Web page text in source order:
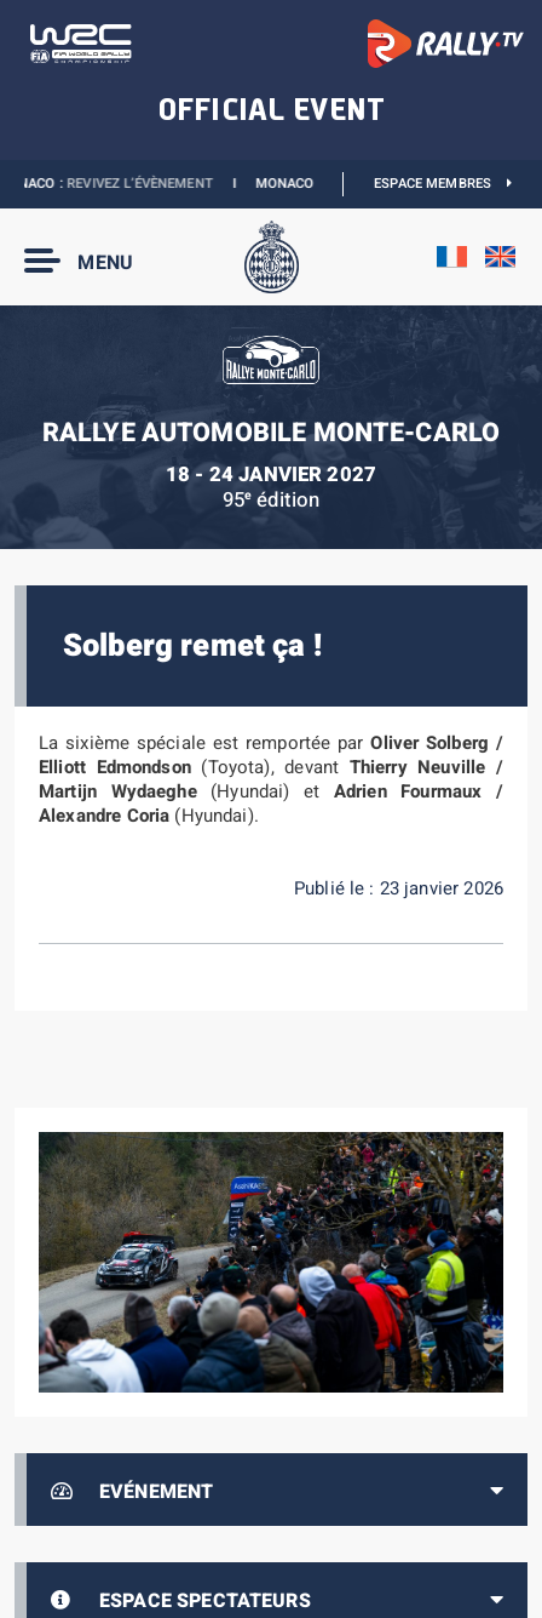
:REVIVEZ L’ÉVÈNEMENTI MONACO E-PRIX 2027 :LES DATES SONT
ESPACE MEMBRES
MENU
RALLYE AUTOMOBILE MONTE-CARLO
18 - 24 JANVIER 2027
95e édition
EVÉNEMENT
ESPACE SPECTATEURS
Solberg remet ça !
La sixième spéciale est remportée parOliver Solberg /
Elliott Edmondson (Toyota), devant Thierry Neuville /
Martijn Wydaeghe (Hyundai) et Adrien Fourmaux /
Alexandre Coria (Hyundai).
Publié le : 23 janvier 2026